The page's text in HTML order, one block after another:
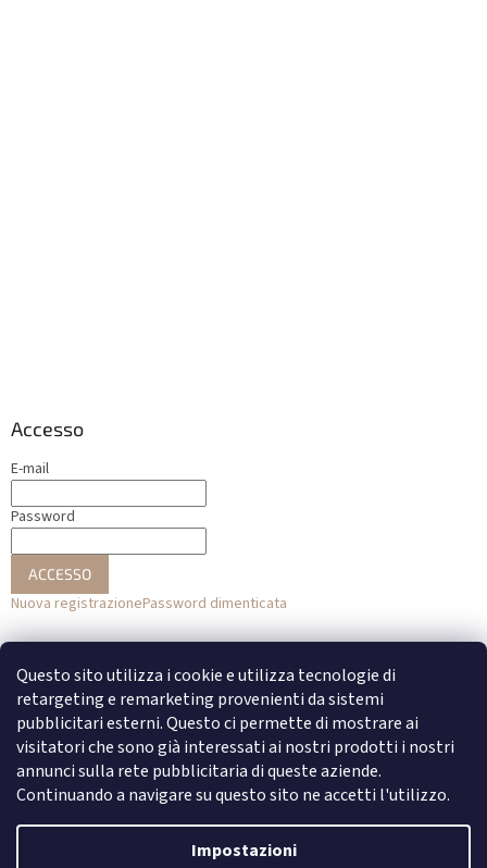
Questo sito utilizza i cookie e utilizza tecnologie di
retargeting e remarketing provenienti da sistemi
pubblicitari esterni. Questo ci permette di mostrare ai
visitatori che sono già interessati ai nostri prodotti i nostri
annunci sulla rete pubblicitaria di queste aziende.
Continuando a navigare su questo sito ne accetti l'utilizzo.
Impostazioni
Accesso
E-mail
Password
ACCESSO
Nuova registrazionePassword dimenticata
o
Accesso con Facebook
Accesso con Google